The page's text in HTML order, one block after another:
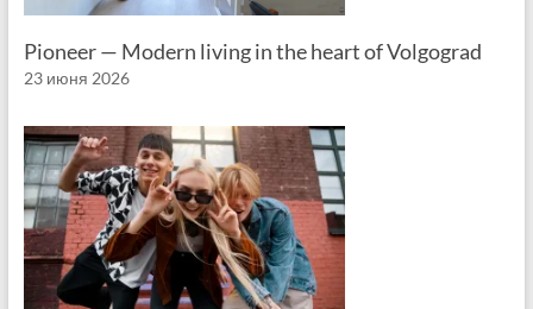
Pioneer — Modern living in the heart of Volgograd
23 июня 2026